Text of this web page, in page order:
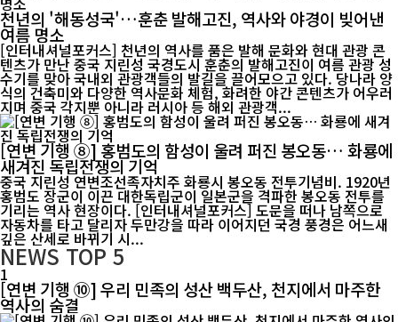
천년의 '해동성국'…훈춘 발해고진, 역사와 야경이 빚어낸
여름 명소
[인터내셔널포커스] 천년의 역사를 품은 발해 문화와 현대 관광 콘
텐츠가 만난 중국 지린성 국경도시 훈춘의 발해고진이 여름 관광 성
수기를 맞아 국내외 관광객들의 발길을 끌어모으고 있다. 당나라 양
식의 건축미와 다양한 역사문화 체험, 화려한 야간 콘텐츠가 어우러
지며 중국 각지뿐 아니라 러시아 등 해외 관광객...
[연변 기행 ⑧] 홍범도의 함성이 울려 퍼진 봉오동… 화룡에
새겨진 독립전쟁의 기억
중국 지린성 연변조선족자치주 화룡시 봉오동 전투기념비. 1920년
홍범도 장군이 이끈 대한독립군이 일본군을 격파한 봉오동 전투를
기리는 역사 현장이다. [인터내셔널포커스] 도문을 떠나 남쪽으로
자동차를 타고 달리자 두만강을 따라 이어지던 국경 풍경은 어느새
깊은 산세로 바뀌기 시...
NEWS TOP 5
1
[연변 기행 ⑩] 우리 민족의 성산 백두산, 천지에서 마주한
역사의 숨결